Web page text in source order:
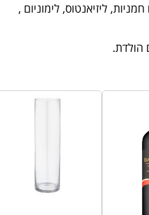
ליזיאנטוס, לימוניום ,
הולדת.